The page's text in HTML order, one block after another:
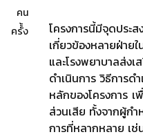
คน
ครั้้ง
โครงการนี้มีจุดปร
เกี่ยวข้องหลายฝ่าย
และโรงพยาบาลส่
ดำเนินการ วิธีการ
หลักของโครงการ
ส่วนเสีย ทั้งจากผู้ก
การที่หลากหลาย เ